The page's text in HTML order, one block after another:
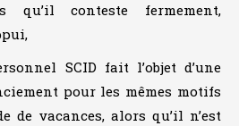
qu’il conteste fermement,
SCID fait l’objet d’une
pour les mêmes motifs
de vacances, alors qu’il n’est